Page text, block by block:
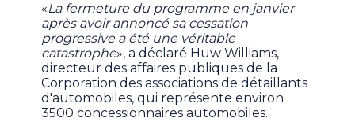
«La fermeture du programme en janvier
après avoir annoncé sa cessation
progressive a été une véritable
catastrophe», a déclaré Huw Williams,
directeur des affaires publiques de la
Corporation des associations de détaillants
d'automobiles, qui représente environ
3500 concessionnaires automobiles.